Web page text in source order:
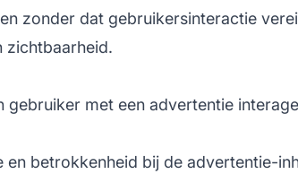
zonder dat gebruikersinteractie
zichtbaarheid.
gebruiker met een advertentie
en betrokkenheid bij de advertentie-